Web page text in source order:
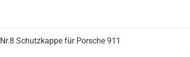
Nr.8 Schutzkappe für Porsche 911